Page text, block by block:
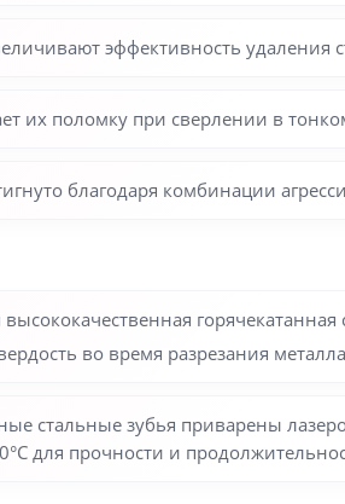
эффективность удаления
их поломку при сверлении в
благодаря комбинации
горячекатанная
во время разрезания
стальные зубья приварены
для прочности и